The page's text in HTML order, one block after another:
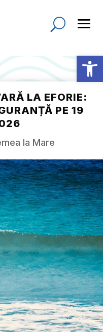
LA EFORIE:
PE 19
la Mare